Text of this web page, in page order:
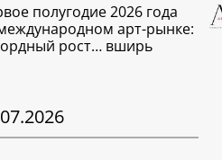
полугодие 2026 года
арт-рынке:
рост… вширь